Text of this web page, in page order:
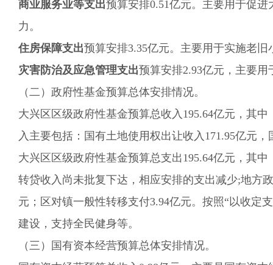
商业服务业等支出预算安排0.51亿元。主要用于促
力。
住房保障支出预算安排3.35亿元。主要用于实施老
灾害防治及应急管理支出预算安排2.93亿元，主要用
（二）政府性基金预算总体安排情况。
大兴区区级政府性基金预算总收入 195.64亿元，其中
入主要包括：国有土地使用权出让收入 171.95亿元，
大兴区区级政府性基金预算总支出195.64亿元，其中
转贷收入 尚未批复下达 ，相应安排的支出减少;地方
元； 区对镇一般性转移支付3.94亿元。按照“以收定
建设 ， 支持全民健身等。
（三）国有资本经营预算总体安排情况。